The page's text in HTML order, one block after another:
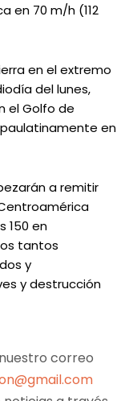
en 70 m/h (112
en el extremo
del lunes,
el Golfo de
en
a remitir
150 en
tantos
y
y destrucción
correo